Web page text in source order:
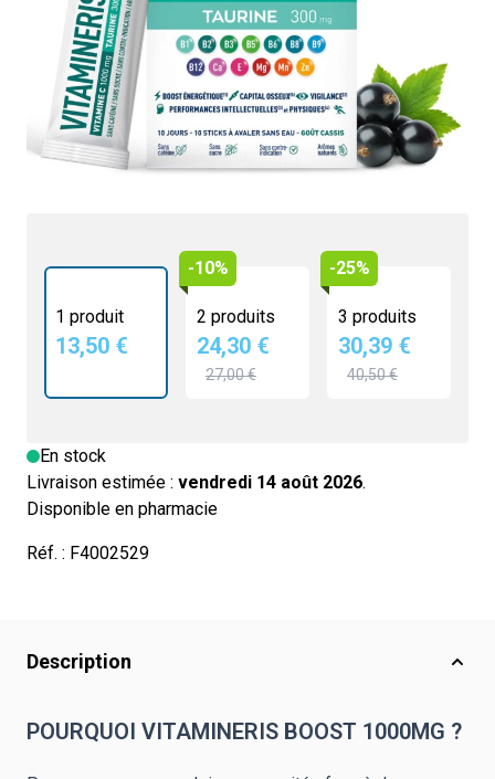
13,50 € 4.5/5 -2 avis
Énergie durable sans caféine
Améliore la concentration
Aide à maintenir une fonction musculaire normale
Agit contre le stress oxydatif
1 produit
13,50 €
-10%
2 produits
24,30 €
27,00 €
-25%
3 produits
30,39 €
40,50 €
En stock
Livraison estimée : vendredi 14 août 2026.
Disponible en pharmacie
Réf. : F4002529
Description
POURQUOI VITAMINERIS BOOST 1000MG ?